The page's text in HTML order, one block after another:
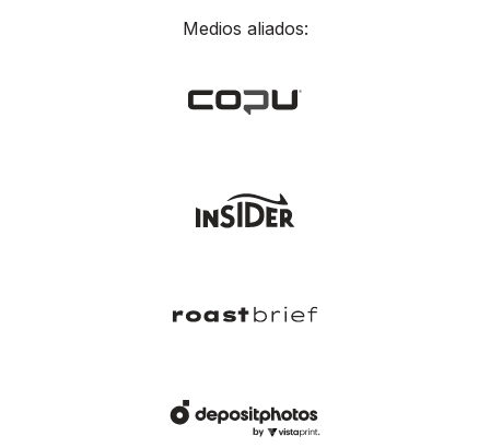
Medios aliados: